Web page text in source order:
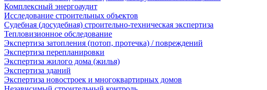
Комплексный энергоаудит
Исследование строительных объектов
Судебная (досудебная) строительно-техническая экспертиза
Тепловизионное обследование
Экспертиза затопления (потоп, протечка) / повреждений
Экспертиза перепланировки
Экспертиза жилого дома (жилья)
Экспертиза зданий
Экспертиза новостроек и многоквартирных домов